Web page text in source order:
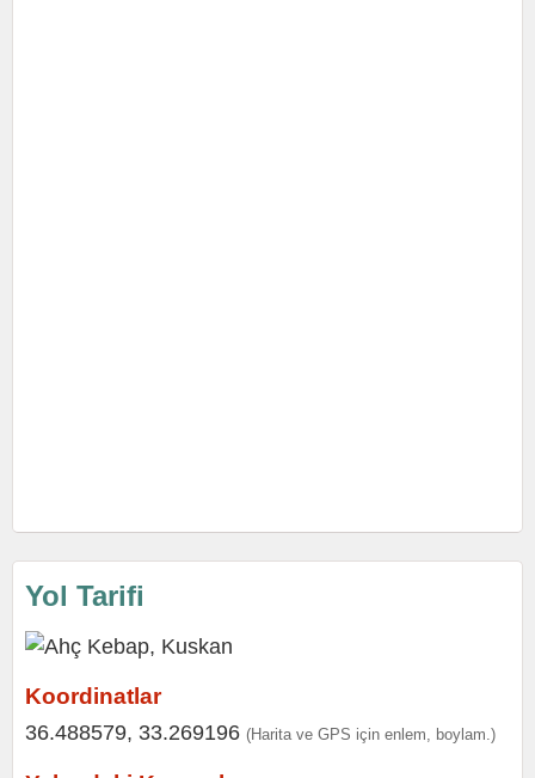
Yol Tarifi
Koordinatlar
36.488579, 33.269196 (Harita ve GPS için enlem, boylam.)